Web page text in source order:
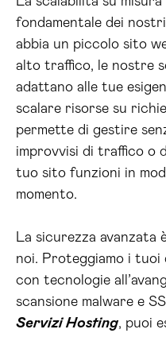
fondamentale dei nostri
abbia un piccolo sito
alto traffico, le nostre
adattano alle tue
scalare risorse su
permette di gestire
improvvisi di traffico o
tuo sito funzioni in
momento.
La sicurezza avanzata
noi. Proteggiamo i
con tecnologie
scansione malware e
Servizi Hosting, puoi